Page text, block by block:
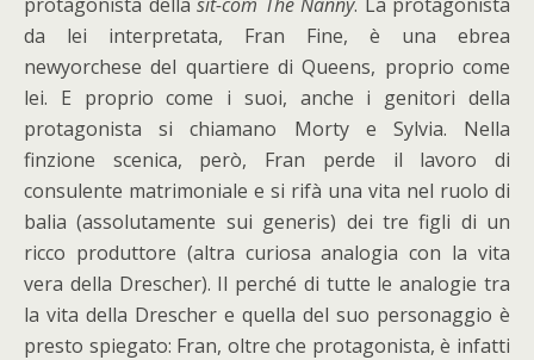
da lei interpretata, Fran Fine, è una ebrea
newyorchese del quartiere di Queens, proprio come
lei. E proprio come i suoi, anche i genitori della
protagonista si chiamano Morty e Sylvia. Nella
finzione scenica, però, Fran perde il lavoro di
consulente matrimoniale e si rifà una vita nel ruolo di
balia (assolutamente sui generis) dei tre figli di un
ricco produttore (altra curiosa analogia con la vita
vera della Drescher). Il perché di tutte le analogie tra
la vita della Drescher e quella del suo personaggio è
presto spiegato: Fran, oltre che protagonista, è infatti